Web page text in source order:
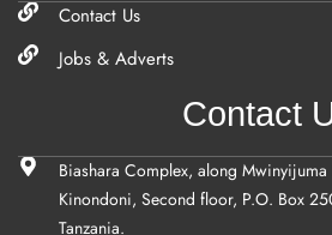
Contact Us
Jobs & Adverts
Contact
Biashara Complex, along
Kinondoni, Second floor, P.O. Box
Tanzania.